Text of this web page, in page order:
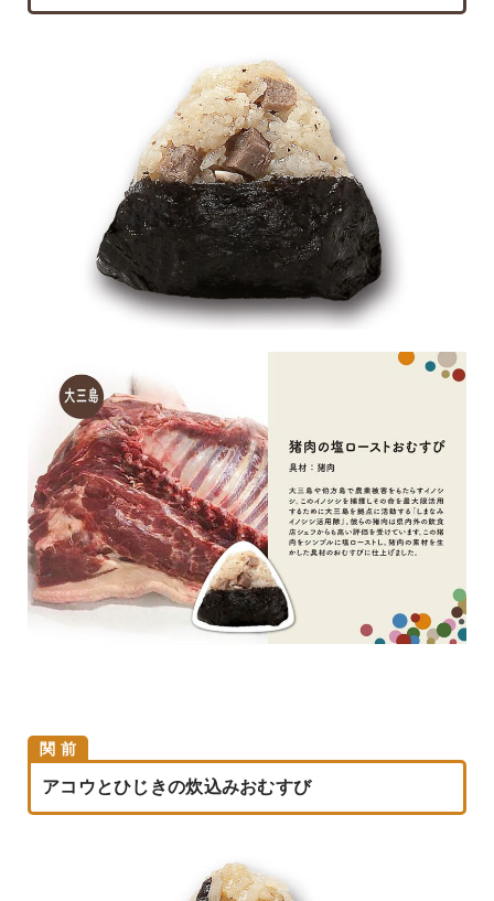
関 前
アコウとひじきの炊込みおむすび